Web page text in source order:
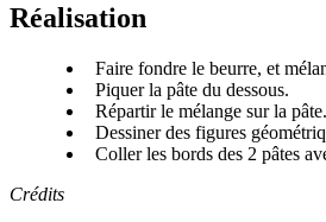
Réalisation
Faire fondre le beurre, et
Piquer la pâte du dessous.
Répartir le mélange sur la pâte.
Dessiner des figures
Coller les bords des 2 pâtes
Crédits